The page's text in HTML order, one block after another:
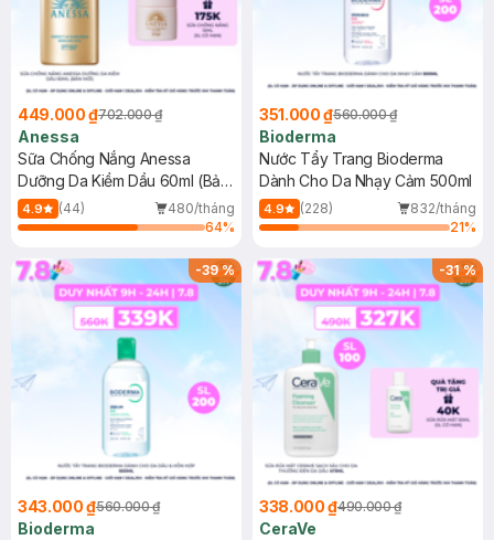
449.000 ₫702.000 ₫
Anessa
Sữa Chống Nắng Anessa
Dưỡng Da Kiềm Dầu 60ml (Bản
Mới)
4.9 (44)
480/tháng
64%
351.000 ₫560.000 ₫
Bioderma
Nước Tẩy Trang Bioderma
Dành Cho Da Nhạy Cảm 500ml
4.9 (228)
832/tháng
21%
-39%
343.000 ₫560.000 ₫
Bioderma
-31%
338.000 ₫490.000 ₫
CeraVe